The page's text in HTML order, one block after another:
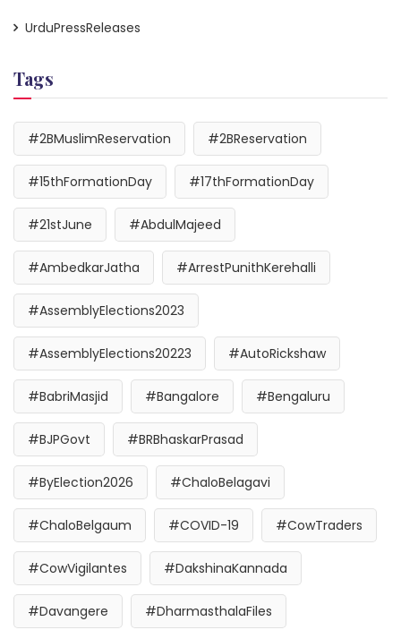
UrduPressReleases
Tags
#2BMuslimReservation #2BReservation
#15thFormationDay #17thFormationDay
#21stJune #AbdulMajeed
#AmbedkarJatha #ArrestPunithKerehalli
#AssemblyElections2023
#AssemblyElections20223 #AutoRickshaw
#BabriMasjid #Bangalore #Bengaluru
#BJPGovt #BRBhaskarPrasad
#ByElection2026 #ChaloBelagavi
#ChaloBelgaum #COVID-19 #CowTraders
#CowVigilantes #DakshinaKannada
#Davangere #DharmasthalaFiles